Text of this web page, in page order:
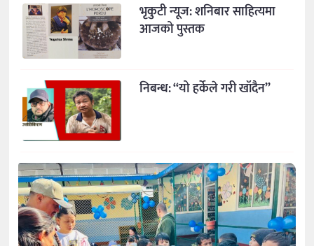
भृकुटी न्यूज: शनिबार साहित्यमा
आजको पुस्तक
निबन्ध: “यो हर्केले गरी खाँदैन”